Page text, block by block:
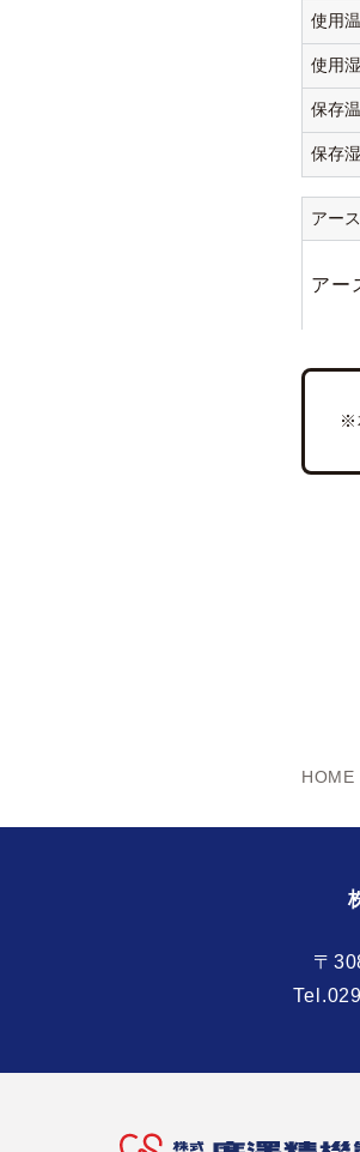
使用
使用
保存
保存
アー
アー
※
HOME
〒
Tel.